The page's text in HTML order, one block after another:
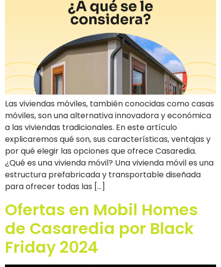
Las viviendas móviles, también conocidas como casas
móviles, son una alternativa innovadora y económica
a las viviendas tradicionales. En este artículo
explicaremos qué son, sus características, ventajas y
por qué elegir las opciones que ofrece Casaredia.
¿Qué es una vivienda móvil? Una vivienda móvil es una
estructura prefabricada y transportable diseñada
para ofrecer todas las […]
Ofertas en Mobil Homes
de Casaredia por Black
Friday 2024